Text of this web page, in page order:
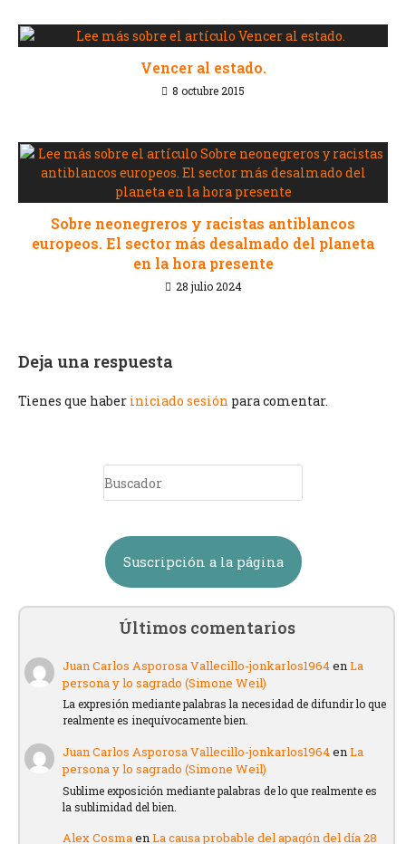
Vencer al estado.
8 octubre 2015
Sobre neonegreros y racistas antiblancos
europeos. El sector más desalmado del planeta
en la hora presente
28 julio 2024
Deja una respuesta
Tienes que haber iniciado sesión para comentar.
Suscripción a la página
Últimos comentarios
Juan Carlos Asporosa Vallecillo-jonkarlos1964enLa
persona y lo sagrado (Simone Weil)
La expresión mediante palabras la necesidad de difundir lo que
realmente es inequívocamente bien.
Juan Carlos Asporosa Vallecillo-jonkarlos1964enLa
persona y lo sagrado (Simone Weil)
Sublime exposición mediante palabras de lo que realmente es
la sublimidad del bien.
Alex CosmaenLa causa probable del apagón del día 28